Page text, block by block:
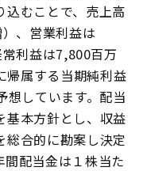
込むことで、売上高
、営業利益は
利益は7,800百万
帰属する当期純利益
しています。配当
基本方針とし、収益
総合的に勘案し決定
間配当金は１株当た